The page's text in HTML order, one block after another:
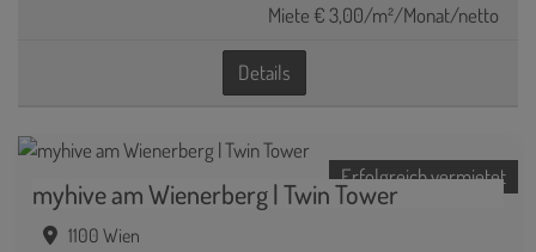
Miete € 3,00/m²/Monat/netto
Details
Erfolgreich vermietet
myhive am Wienerberg | Twin Tower
1100 Wien